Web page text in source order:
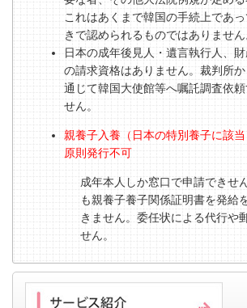
これはあくまで韓国の手続上であ
きで認められるものではありません
日本の成年後見人・遺言執行人、
の請求資格はありません。裁判所
通じて韓国大使館等へ嘱託調査依
せん。
親養子入養（日本の特別養子に該
原則発行不可
成年本人しか窓口で申請できせ
も親養子養子関係証明書を発給
きません。委任状による代行や
せん。